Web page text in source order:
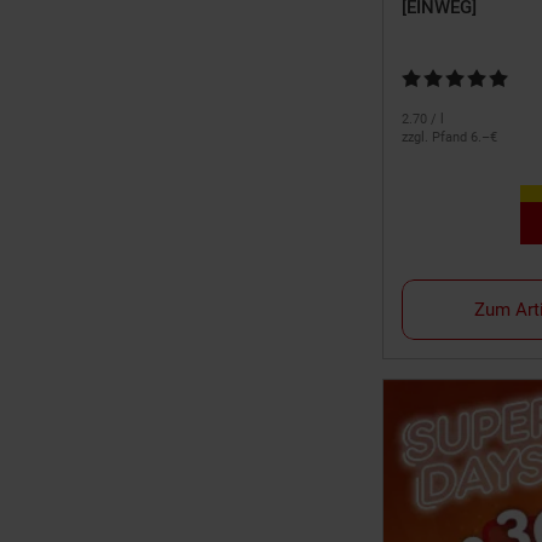
[EINWEG]
2.70 / l
zzgl. Pfand 6.–€
Zum